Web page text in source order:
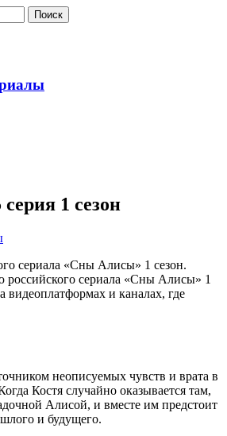
1 сезон
сериала «Сны Алисы» 1 сезон.
российского сериала «Сны Алисы» 1
видеоплатформах и каналах, где
неописуемых чувств и врата в
Костя случайно оказывается там,
Алисой, и вместе им предстоит
и будущего.